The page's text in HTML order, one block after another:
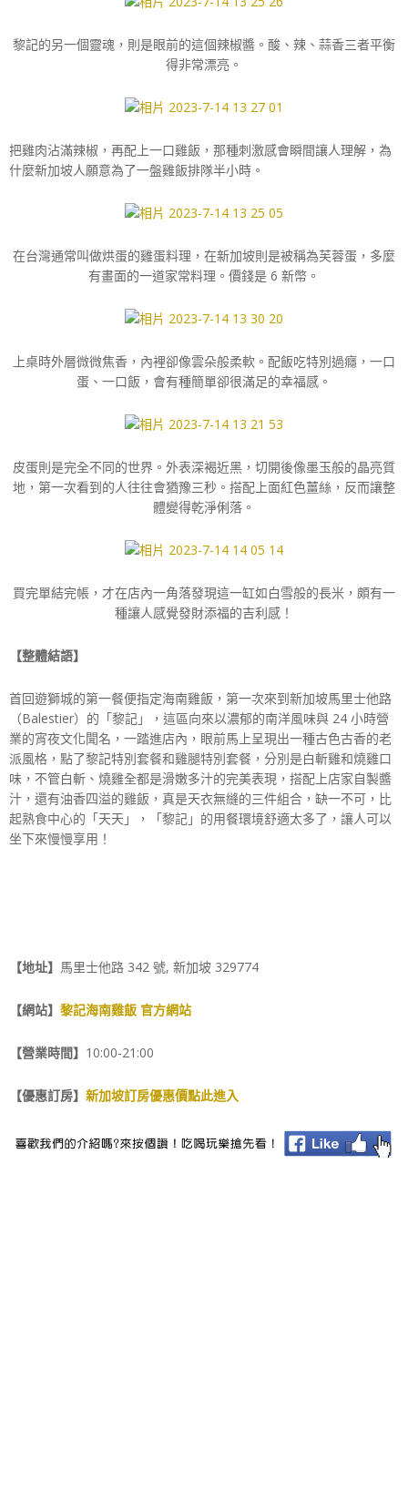
黎記的另一個靈魂，則是眼前的這個辣椒醬。酸、辣、蒜香三者平衡
得非常漂亮。
把雞肉沾滿辣椒，再配上一口雞飯，那種刺激感會瞬間讓人理解，為
什麼新加坡人願意為了一盤雞飯排隊半小時。
在台灣通常叫做烘蛋的雞蛋料理，在新加坡則是被稱為芙蓉蛋，多麼
有畫面的一道家常料理。價錢是 6 新幣。
上桌時外層微微焦香，內裡卻像雲朵般柔軟。配飯吃特別過癮，一口
蛋、一口飯，會有種簡單卻很滿足的幸福感。
皮蛋則是完全不同的世界。外表深褐近黑，切開後像墨玉般的晶亮質
地，第一次看到的人往往會猶豫三秒。搭配上面紅色薑絲，反而讓整
體變得乾淨俐落。
買完單結完帳，才在店內一角落發現這一缸如白雪般的長米，頗有一
種讓人感覺發財添福的吉利感！
【整體結語】
首回遊獅城的第一餐便指定海南雞飯，第一次來到新加坡馬里士他路
（Balestier）的「黎記」，這區向來以濃郁的南洋風味與 24 小時營
業的宵夜文化聞名，一踏進店內，眼前馬上呈現出一種古色古香的老
派風格，點了黎記特別套餐和雞腿特別套餐，分別是白斬雞和燒雞口
味，不管白斬、燒雞全都是滑嫩多汁的完美表現，搭配上店家自製醬
汁，還有油香四溢的雞飯，真是天衣無縫的三件組合，缺一不可，比
起熟食中心的「天天」，「黎記」的用餐環境舒適太多了，讓人可以
坐下來慢慢享用！
【地址】 馬里士他路 342 號, 新加坡 329774
【網站】 黎記海南雞飯 官方網站
【營業時間】 10:00-21:00
【優惠訂房】 新加坡訂房優惠價點此進入